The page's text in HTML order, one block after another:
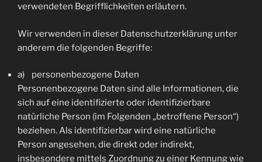
verwendeten Begrifflichkeiten erläutern.
Wir verwenden in dieser Datenschutzerklärung unter
anderem die folgenden Begriffe:
a) personenbezogene Daten
Personenbezogene Daten sind alle Informationen, die
sich auf eine identifizierte oder identifizierbare
natürliche Person (im Folgenden „betroffene Person“)
beziehen. Als identifizierbar wird eine natürliche
Person angesehen, die direkt oder indirekt,
insbesondere mittels Zuordnung zu einer Kennung wie